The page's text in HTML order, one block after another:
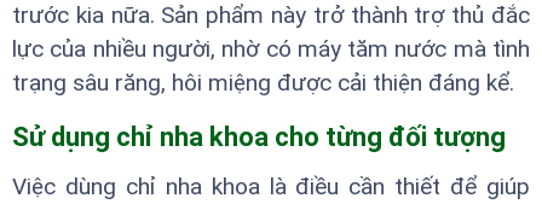
trước kia nữa. Sản phẩm này trở thành trợ thủ đắc
lực của nhiều người, nhờ có máy tăm nước mà tình
trạng sâu răng, hôi miệng được cải thiện đáng kể.
Sử dụng chỉ nha khoa cho từng đối tượng
Việc dùng chỉ nha khoa là điều cần thiết để giúp